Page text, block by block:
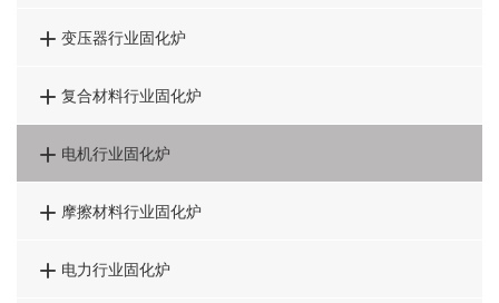
 变压器行业固化炉
 复合材料行业固化炉
 电机行业固化炉
 摩擦材料行业固化炉
 电力行业固化炉